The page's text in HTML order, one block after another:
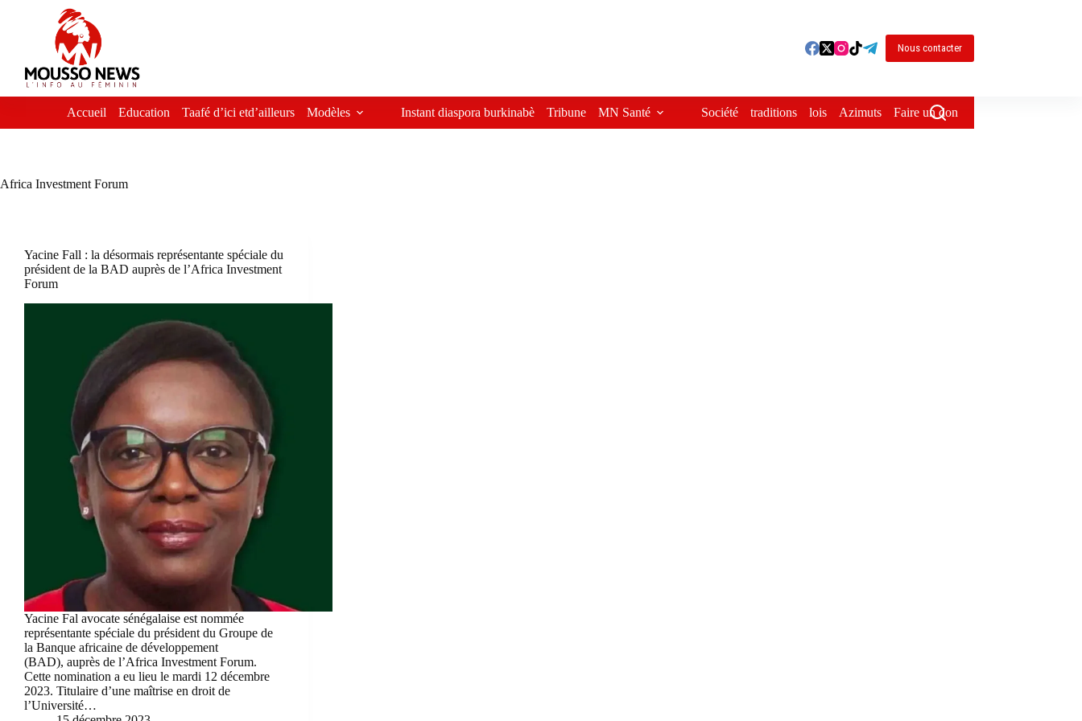
Nous contacter
Accueil Education Taafé d’ici etd’ailleurs Modèles Instant diaspora burkinabè Tribune MN Santé Société traditions lois Azimuts Faire un don
Africa Investment Forum
Yacine Fall : la désormais représentante spéciale du
président de la BAD auprès de l’Africa Investment
Forum
Yacine Fal avocate sénégalaise est nommée
représentante spéciale du président du Groupe de
la Banque africaine de développement
(BAD), auprès de l’Africa Investment Forum.
Cette nomination a eu lieu le mardi 12 décembre
2023. Titulaire d’une maîtrise en droit de
l’Université…